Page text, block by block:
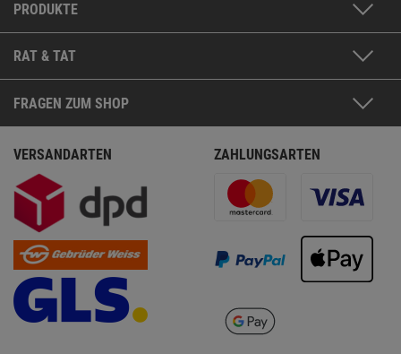
PRODUKTE
RAT & TAT
FRAGEN ZUM SHOP
VERSANDARTEN ZAHLUNGSARTEN